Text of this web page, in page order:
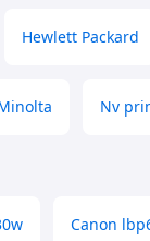
Hewlett Packard
Nv
Canon